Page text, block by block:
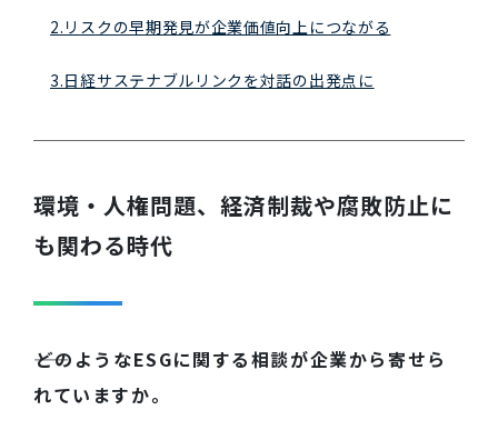
2.リスクの早期発見が企業価値向上につながる
3.日経サステナブルリンクを対話の出発点に
環境・人権問題、経済制裁や腐敗防止に
も関わる時代
――どのようなESGに関する相談が企業から寄せら
れていますか。